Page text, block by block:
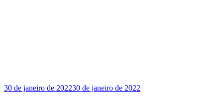
30 de janeiro de 202230 de janeiro de 2022